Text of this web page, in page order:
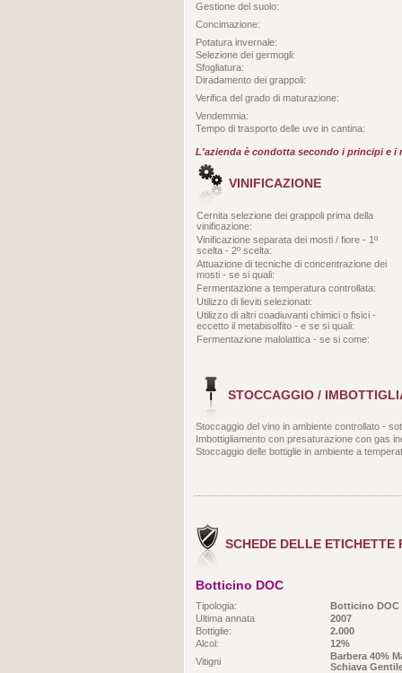
Gestione del suolo:
Concimazione:
Potatura invernale:
Selezione dei germogli:
Sfogliatura:
Diradamento dei grappoli:
Verifica del grado di maturazione:
Vendemmia:
Tempo di trasporto delle uve in cantina:
L'azienda è condotta secondo i principi e
VINIFICAZIONE
Cernita selezione dei grappoli prima della
vinificazione:
Vinificazione separata dei mosti / fiore - 1º
scelta - 2º scelta:
Attuazione di tecniche di concentrazione dei
mosti - se si quali:
Fermentazione a temperatura controllata:
Utilizzo di lieviti selezionati:
Utilizzo di altri coadiuvanti chimici o fisici -
eccetto il metabisolfito - e se si quali:
Fermentazione malolattica - se si come:
STOCCAGGIO /
Stoccaggio del vino in ambiente controllato -
Imbottigliamento con presaturazione con gas
Stoccaggio delle bottiglie in ambiente a
SCHEDE DELLE ETICHETTE
Botticino DOC
Tipologia:
Botticino DOC
Ultima annata
2007
Bottiglie:
2.000
Alcol:
12%
Vitigni
Barbera 40%
Schiava